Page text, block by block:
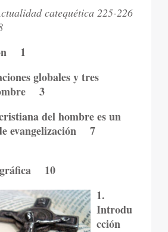
catequética 225-226
1
globales y tres
3
del hombre es un
evangelización 7
10
1.
Introdu
cción